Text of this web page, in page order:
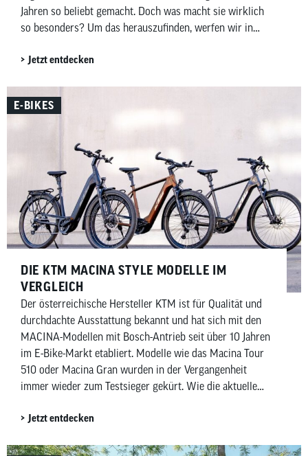
Jahren so beliebt gemacht. Doch was macht sie wirklich
so besonders? Um das herauszufinden, werfen wir in
Style X Pro.
Jetzt entdecken
E-BIKES
DIE KTM MACINA STYLE MODELLE IM
VERGLEICH
Der österreichische Hersteller KTM ist für Qualität und
durchdachte Ausstattung bekannt und hat sich mit den
MACINA-Modellen mit Bosch-Antrieb seit über 10 Jahren
im E-Bike-Markt etabliert. Modelle wie das Macina Tour
510 oder Macina Gran wurden in der Vergangenheit
immer wieder zum Testsieger gekürt. Wie die aktuelle
was die kleinen, aber feinen Unterschiede zwischen den
Jetzt entdecken